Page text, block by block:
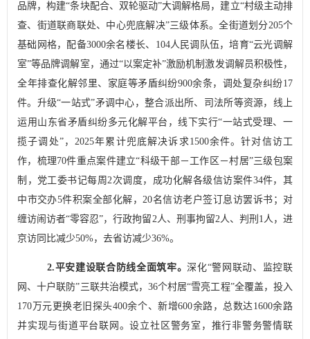
品牌，构建“条块配合、双轮驱动”大调解格局，建立“村级主动排
查、街道联商联处、中心兜底解决”三级体系。全街道划分205个
基础网格，配备3000余名楼长、 104人民调队伍，培育“云光调解
室”等品牌调解室，通过“以案定补”激励机制激发调解员积极性，
全年排查化解邻里、家庭等矛盾纠纷900余条，调处复杂纠纷17
件。升级“一站式”矛调中心，整合派出所、司法所等资源，线上
运用山东省矛盾纠纷多元化解平台，线下实行“一站式受理、一
揽子调处”，2025年累计兜底解决诉求1500余件。针对信访工
作，梳理70件重点案件建立“科级干部－工作区－村居”三级包案
制，党工委书记每周2次调度，成功化解各级信访案件34件，其
中市交办5件积案全部化解 ，20名信访老户签订息访罢诉书；对
缠访闹访者“零容忍”，行政拘留2人、刑事拘留2人、判刑 1人，进
京访同比减少50%，去省访减少36%。
2.平安建设联合防线全面筑牢。深化“警网联动、监控联
网、十户联防”三联共治模式， 36个村居“雪亮工程”全覆盖，投入
170 万元更换老旧探头400余个、新增600余路，总数达1600余路
并实现与街道平台联网。设立社区警务室，推行非警务警情联